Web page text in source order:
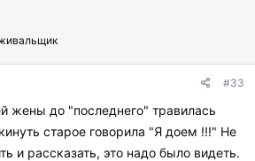
#33
жены до "последнего" травилась
старое говорила "Я доем !!!" Не
и рассказать, это надо было видеть.